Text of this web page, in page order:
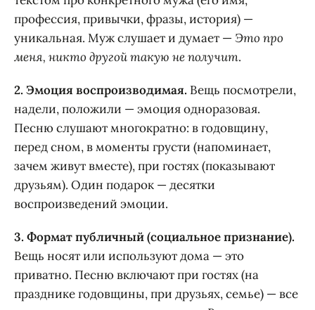
профессия, привычки, фразы, история) —
уникальная. Муж слушает и думает —Это про
меня, никто другой такую не получит.
2. Эмоция воспроизводимая. Вещь посмотрели,
надели, положили — эмоция одноразовая.
Песню слушают многократно: в годовщину,
перед сном, в моменты грусти (напоминает,
зачем живут вместе), при гостях (показывают
друзьям). Один подарок — десятки
воспроизведений эмоции.
3. Формат публичный (социальное признание).
Вещь носят или используют дома — это
приватно. Песню включают при гостях (на
празднике годовщины, при друзьях, семье) — все